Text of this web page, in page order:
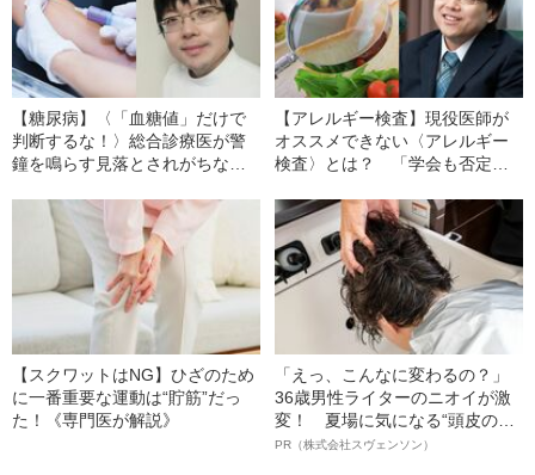
【糖尿病】〈「血糖値」だけで
判断するな！〉総合診療医が警
鐘を鳴らす見落とされがちな
【アレルギー検査】現役医師が
オススメできない〈アレルギー
検査〉とは？ 「学会も否定
るが…」《1回3万円～》
【スクワットはNG】ひざのため
に一番重要な運動は“貯筋”だっ
た！《専門医が解説》
「えっ、こんなに変わるの？」
36歳男性ライターのニオイが激
変！ 夏場に気になる“頭皮のニ
オイ”や“ベタつき”を解消す
PR（株式会社スヴェンソン）